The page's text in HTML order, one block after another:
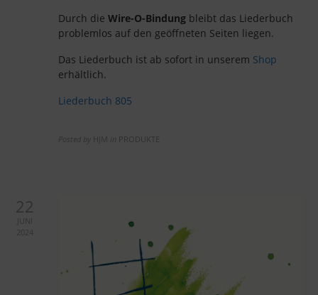
Durch dieWire-O-Bindung bleibt das Liederbuch
problemlos auf den geöffneten Seiten liegen.
Das Liederbuch ist ab sofort in unserem Shop
erhältlich.
Liederbuch 805
Posted by HJM in PRODUKTE
22
JUNI
2024